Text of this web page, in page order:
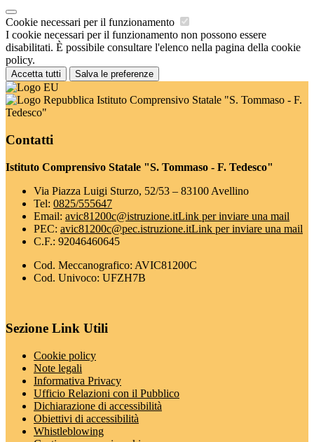
Cookie necessari per il funzionamento
I cookie necessari per il funzionamento non possono essere
disabilitati. È possibile consultare l'elenco nella pagina della cookie
policy.
Accetta tutti Salva le preferenze
Istituto Comprensivo Statale "S. Tommaso - F.
Tedesco"
Contatti
Istituto Comprensivo Statale "S. Tommaso - F. Tedesco"
Via Piazza Luigi Sturzo, 52/53 – 83100 Avellino
Tel: 0825/555647
Email: avic81200c@istruzione.itLink per inviare una mail
PEC: avic81200c@pec.istruzione.itLink per inviare una mail
C.F.: 92046460645
Cod. Meccanografico: AVIC81200C
Cod. Univoco: UFZH7B
Sezione Link Utili
Cookie policy
Note legali
Informativa Privacy
Ufficio Relazioni con il Pubblico
Dichiarazione di accessibilità
Obiettivi di accessibilità
Whistleblowing